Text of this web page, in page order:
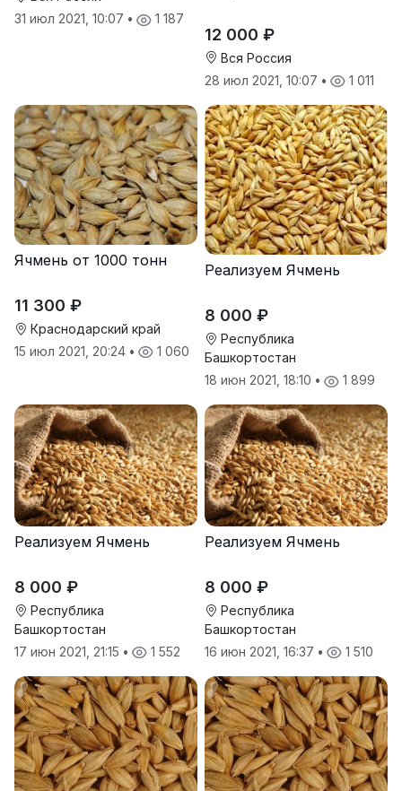
31 июл 2021, 10:07 • 1 187
12 000 ₽
Вся Россия
28 июл 2021, 10:07 • 1 011
Ячмень от 1000 тонн
11 300 ₽
Краснодарский край
15 июл 2021, 20:24 • 1 060
Реализуем Ячмень
8 000 ₽
Республика
Башкортостан
18 июн 2021, 18:10 • 1 899
Реализуем Ячмень
8 000 ₽
Республика
Башкортостан
17 июн 2021, 21:15 • 1 552
Реализуем Ячмень
8 000 ₽
Республика
Башкортостан
16 июн 2021, 16:37 • 1 510